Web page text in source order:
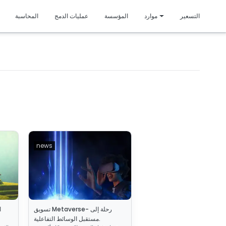
المحاسبة عمليات الدمج المؤسسة موارد التسعير
news
تسويق Metaverse- رحلة إلى
مستقبل الوسائط التفاعلية.